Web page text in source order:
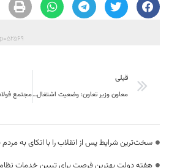
قبلی
معاون وزیر تعاون: وضعیت اشتغال ۱۰ استان از نزدیک بررسی می‌شود
سخت‌ترین شرایط پس از انقلاب را با اتکای به